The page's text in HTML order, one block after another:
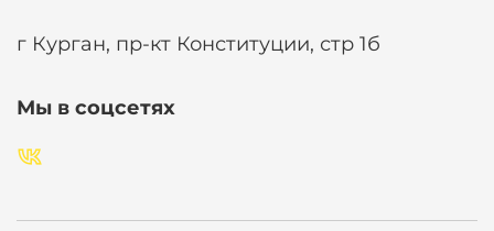
г Курган, пр-кт Конституции, стр 1б
Мы в соцсетях